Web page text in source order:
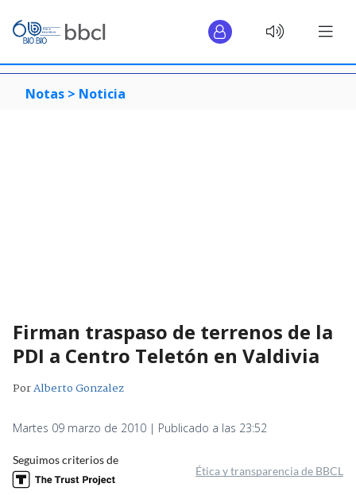
Notas > Noticia
Firman traspaso de terrenos de la
PDI a Centro Teletón en Valdivia
PorAlberto Gonzalez
Martes 09 marzo de 2010 | Publicado a las 23:52
Seguimos criterios de
Ética y transparencia de BBCL